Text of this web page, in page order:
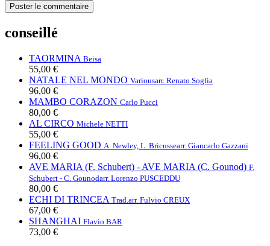
Poster le commentaire
conseillé
TAORMINA Beisa
55,00 €
NATALE NEL MONDO Variousarr. Renato Soglia
96,00 €
MAMBO CORAZON Carlo Pucci
80,00 €
AL CIRCO Michele NETTI
55,00 €
FEELING GOOD A. Newley, L. Bricussearr. Giancarlo Gazzani
96,00 €
AVE MARIA (F. Schubert) - AVE MARIA (C. Gounod) F.
Schubert - C. Gounodarr. Lorenzo PUSCEDDU
80,00 €
ECHI DI TRINCEA Trad. arr. Fulvio CREUX
67,00 €
SHANGHAI Flavio BAR
73,00 €